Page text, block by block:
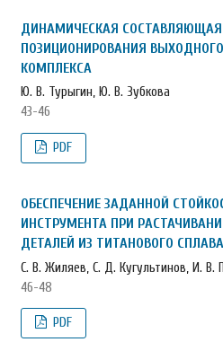
ДИНАМИЧЕСКАЯ
ПОЗИЦИОНИРОВАНИЯ
КОМПЛЕКСА
Ю. В. Турыгин, Ю. В. Зубкова
43-46
PDF
ОБЕСПЕЧЕНИЕ ЗАДАННОЙ
ИНСТРУМЕНТА ПРИ
ДЕТАЛЕЙ ИЗ ТИТАНОВОГО
С. В. Жиляев, С. Д. Кугультинов, И. В.
46-48
PDF